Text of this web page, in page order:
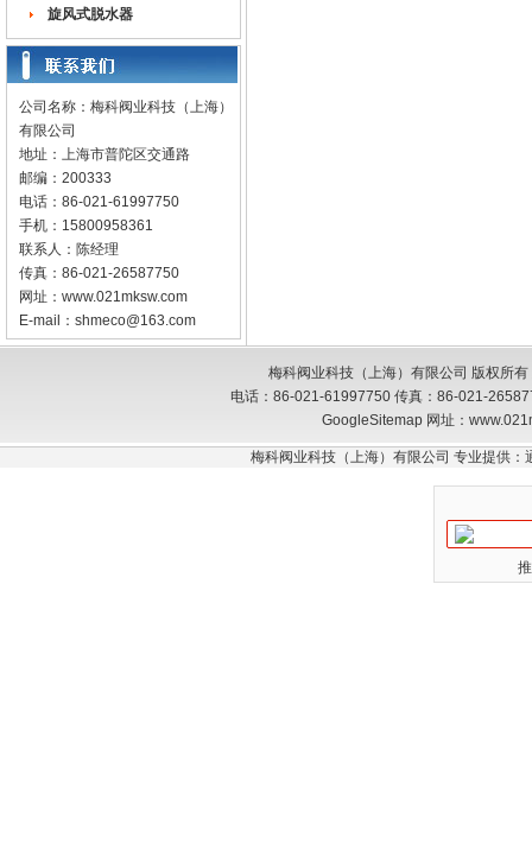
旋风式脱水器
公司名称：梅科阀业科技（上海）
有限公司
地址：上海市普陀区交通路
邮编：200333
电话：86-021-61997750
手机：15800958361
联系人：陈经理
传真：86-021-26587750
网址： www.021mksw.com
E-mail： shmeco@163.com
梅科阀业科技（上海）有限公司 版权所
电话：86-021-61997750 传真：86-021-
GoogleSitemap网址：
梅科阀业科技（上海）有限公司 专业提供